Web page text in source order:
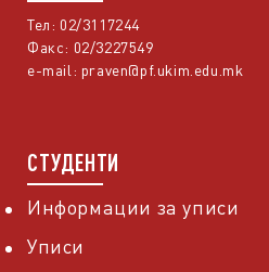
Тел: 02/3117244
Факс: 02/3227549
e-mail: praven@pf.ukim.edu.mk
СТУДЕНТИ
Информации за уписи
Уписи